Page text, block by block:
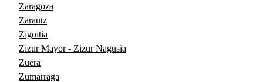
Zaragoza
Zarautz
Zigoitia
Zizur Mayor - Zizur Nagusia
Zuera
Zumarraga